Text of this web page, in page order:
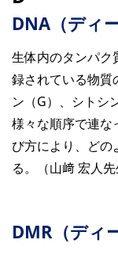
DNA（ディ
生体内のタンパク
録されている物質
ン（G）、シトシ
様々な順序で連な
び方により、どの
る。（山﨑 宏人先
DMR（ディ